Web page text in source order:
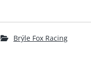
Brýle Fox Racing